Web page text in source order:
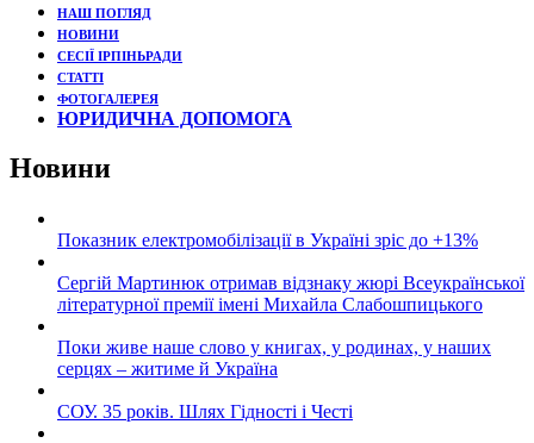
НАШ ПОГЛЯД
НОВИНИ
СЕСІЇ ІРПІНЬРАДИ
СТАТТІ
ФОТОГАЛЕРЕЯ
ЮРИДИЧНА ДОПОМОГА
Новини
Показник електромобілізації в Україні зріс до +13%
Сергій Мартинюк отримав відзнаку жюрі Всеукраїнської
літературної премії імені Михайла Слабошпицького
Поки живе наше слово у книгах, у родинах, у наших
серцях – житиме й Україна
СОУ. 35 років. Шлях Гідності і Честі